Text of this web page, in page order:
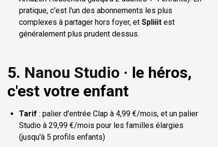
pratique, c'est l'un des abonnements les plus
complexes à partager hors foyer, et Spliiit est
généralement plus prudent dessus.
5. Nanou Studio · le héros,
c'est votre enfant
Tarif : palier d'entrée Clap à 4,99 €/mois, et un palier
Studio à 29,99 €/mois pour les familles élargies
(jusqu'à 5 profils enfants)